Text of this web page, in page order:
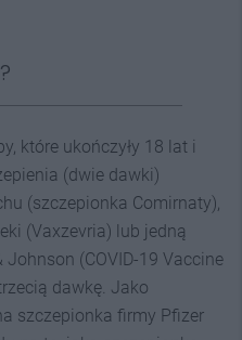
które ukończyły 18 lat i
(dwie dawki)
(szczepionka Comirnaty),
(Vaxzevria) lub jedną
(COVID-19 Vaccine
dawkę. Jako
szczepionka firmy Pfizer